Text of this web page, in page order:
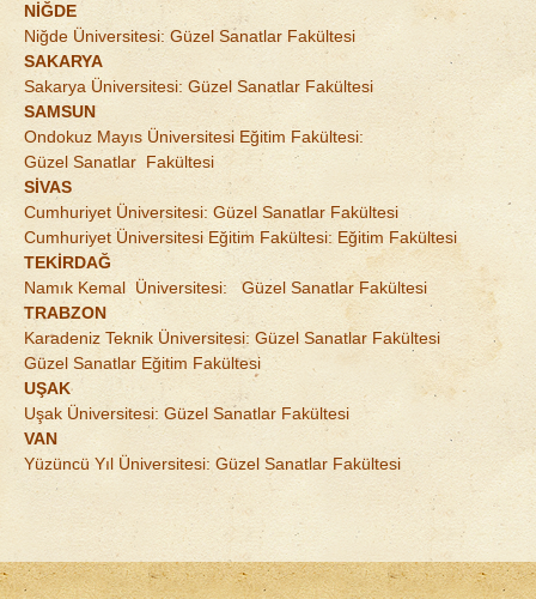
NİĞDE
Niğde Üniversitesi: Güzel Sanatlar Fakültesi
SAKARYA
Sakarya Üniversitesi: Güzel Sanatlar Fakültesi
SAMSUN
Ondokuz Mayıs Üniversitesi Eğitim Fakültesi:
Güzel Sanatlar Fakültesi
SİVAS
Cumhuriyet Üniversitesi: Güzel Sanatlar Fakültesi
Cumhuriyet Üniversitesi Eğitim Fakültesi: Eğitim Fakültesi
TEKİRDAĞ
Namık Kemal Üniversitesi: Güzel Sanatlar Fakültesi
TRABZON
Karadeniz Teknik Üniversitesi: Güzel Sanatlar Fakültesi
Güzel Sanatlar Eğitim Fakültesi
UŞAK
Uşak Üniversitesi: Güzel Sanatlar Fakültesi
VAN
Yüzüncü Yıl Üniversitesi: Güzel Sanatlar Fakültesi